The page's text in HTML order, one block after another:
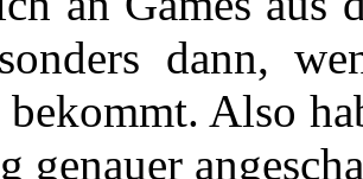
dann,
bekommt. Also
genauer